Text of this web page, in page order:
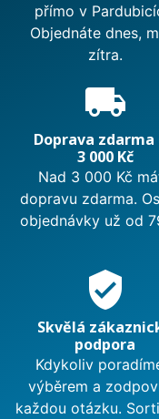
přímo v
Objednáte dnes,
zítra.
local_shipping
Doprava zdarma
3 000 Kč
Nad 3 000 Kč
dopravu zdarma.
objednávky už od
verified_user
Skvělá
podpora
Kdykoliv
výběrem a
každou otázku.